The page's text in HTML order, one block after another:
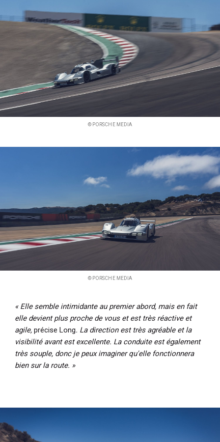
© PORSCHE MEDIA
© PORSCHE MEDIA
« Elle semble intimidante au premier abord, mais en fait
elle devient plus proche de vous et est très réactive et
agile, précise Long. La direction est très agréable et la
visibilité avant est excellente. La conduite est également
très souple, donc je peux imaginer qu'elle fonctionnera
bien sur la route. »